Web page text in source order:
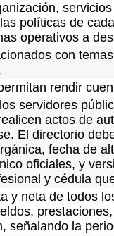
políticas de
operativos a
con
rendir
servidores
actos de
El directorio
fecha de
oficiales, y
y cédula
y neta de todos
señalando la